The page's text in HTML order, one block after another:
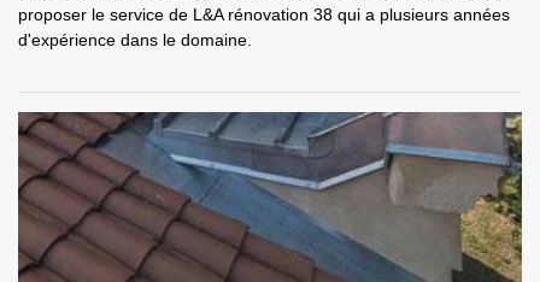
proposer le service de L&A rénovation 38 qui a plusieurs années
d'expérience dans le domaine.